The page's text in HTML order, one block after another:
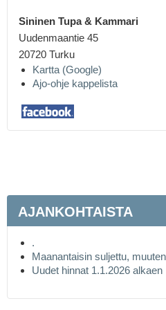
Sininen Tupa & Kammari
Uudenmaantie 45
20720 Turku
Kartta (Google)
Ajo-ohje kappelista
AJANKOHTAISTA
.
Maanantaisin suljettu,
Uudet hinnat 1.1.2026 alkaen